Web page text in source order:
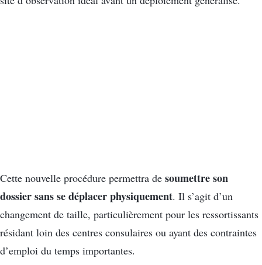
Cette nouvelle procédure permettra de soumettre son
dossier sans se déplacer physiquement. Il s’agit d’un
changement de taille, particulièrement pour les ressortissants
résidant loin des centres consulaires ou ayant des contraintes
d’emploi du temps importantes.